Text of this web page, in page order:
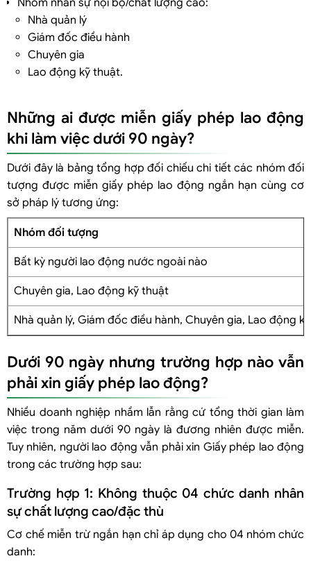
Nhà quản lý
Giám đốc điều hành
Chuyên gia
Lao động kỹ thuật.
Những ai được miễn giấy phép lao động
khi làm việc dưới 90 ngày?
Dưới đây là bảng tổng hợp đối chiếu chi tiết các nhóm đối
tượng được miễn giấy phép lao động ngắn hạn cùng cơ
sở pháp lý tương ứng:
Nhóm đối tượng
Bất kỳ người lao động nước ngoài nào
Chuyên gia, Lao động kỹ thuật
Nhà quản lý, Giám đốc điều hành, Chuyên gia, Lao động
Dưới 90 ngày nhưng trường hợp nào vẫn
phải xin giấy phép lao động?
Nhiều doanh nghiệp nhầm lẫn rằng cứ tổng thời gian làm
việc trong năm dưới 90 ngày là đương nhiên được miễn.
Tuy nhiên, người lao động vẫn phải xin Giấy phép lao động
trong các trường hợp sau:
Trường hợp 1: Không thuộc 04 chức danh nhân
sự chất lượng cao/đặc thù
Cơ chế miễn trừ ngắn hạn chỉ áp dụng cho 04 nhóm chức
danh: